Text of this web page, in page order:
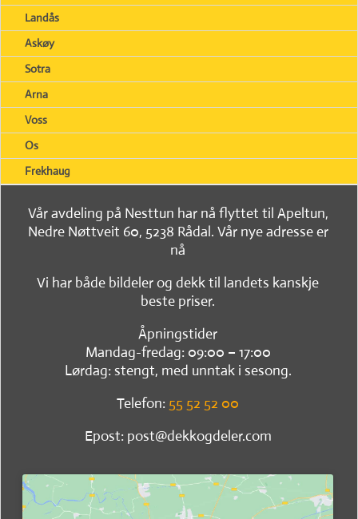
Landås
Askøy
Sotra
Arna
Voss
Os
Frekhaug
Vår avdeling på Nesttun har nå flyttet til Apeltun,
Nedre Nøttveit 60, 5238 Rådal. Vår nye adresse er
nå
Vi har både bildeler og dekk til landets kanskje
beste priser.
Åpningstider
Mandag-fredag: 09:00 – 17:00
Lørdag: stengt, med unntak i sesong.
Telefon: 55 52 52 00
Epost: post@dekkogdeler.com